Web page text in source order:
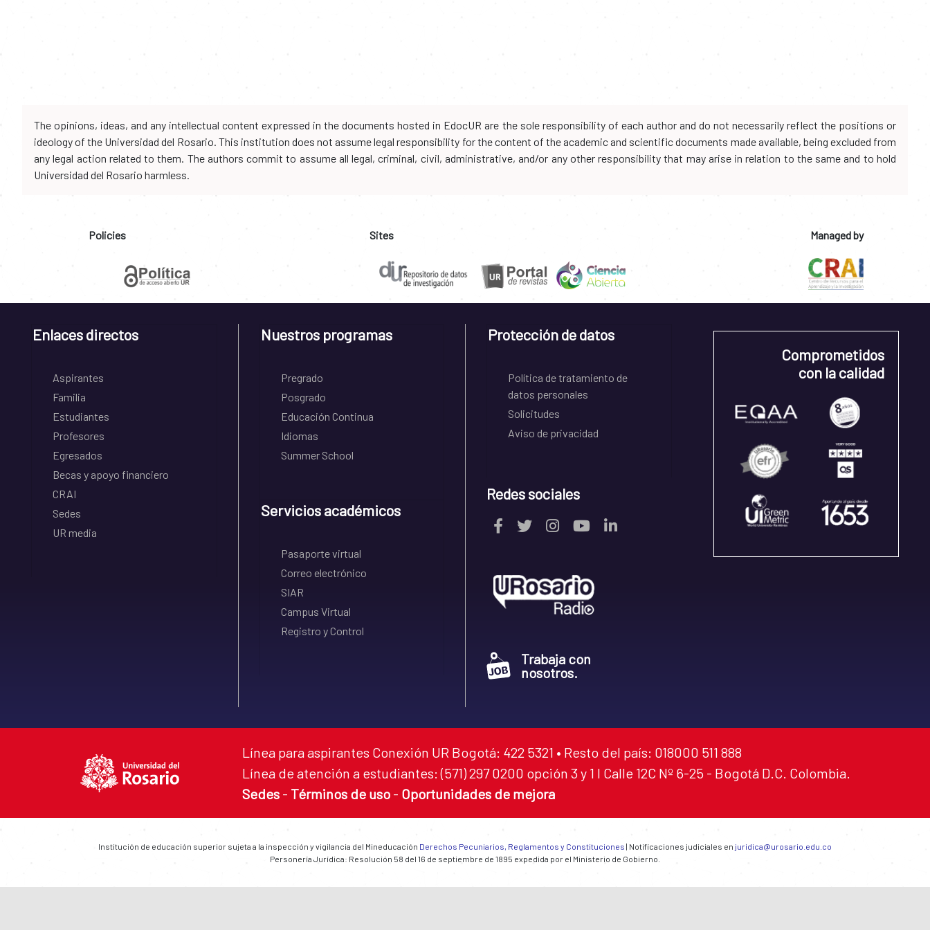
The opinions, ideas, and any intellectual content expressed in the documents hosted in EdocUR are the sole responsibility of each author and do not necessarily reflect the positions or
ideology of the Universidad del Rosario. This institution does not assume legal responsibility for the content of the academic and scientific documents made available, being excluded from
any legal action related to them. The authors commit to assume all legal, criminal, civil, administrative, and/or any other responsibility that may arise in relation to the same and to hold
Universidad del Rosario harmless.
Policies Sites Managed by
Enlaces directos
Aspirantes
Familia
Estudiantes
Profesores
Egresados
Becas y apoyo financiero
CRAI
Sedes
UR media
Nuestros programas
Pregrado
Posgrado
Educación Continua
Idiomas
Summer School
Servicios académicos
Pasaporte virtual
Correo electrónico
SIAR
Campus Virtual
Registro y Control
Protección de datos
Política de tratamiento de
datos personales
Solicitudes
Aviso de privacidad
Redes sociales
Trabaja con
nosotros.
Comprometidos
con la calidad
Línea para aspirantes Conexión UR Bogotá: 422 5321 • Resto del país: 018000 511 888
Línea de atención a estudiantes: (571) 297 0200 opción 3 y 1 I Calle 12C Nº 6-25 - Bogotá D.C. Colombia.
Sedes - Términos de uso - Oportunidades de mejora
Institución de educación superior sujeta a la inspección y vigilancia del Mineducación Derechos Pecuniarios, Reglamentos y Constituciones | Notificaciones judiciales en juridica@urosario.edu.co
Personería Jurídica: Resolución 58 del 16 de septiembre de 1895 expedida por el Ministerio de Gobierno.